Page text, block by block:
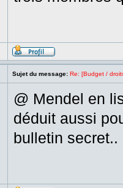
Sujet du message: Re: [Budget /
@ Mendel en
déduit aussi
bulletin secret..